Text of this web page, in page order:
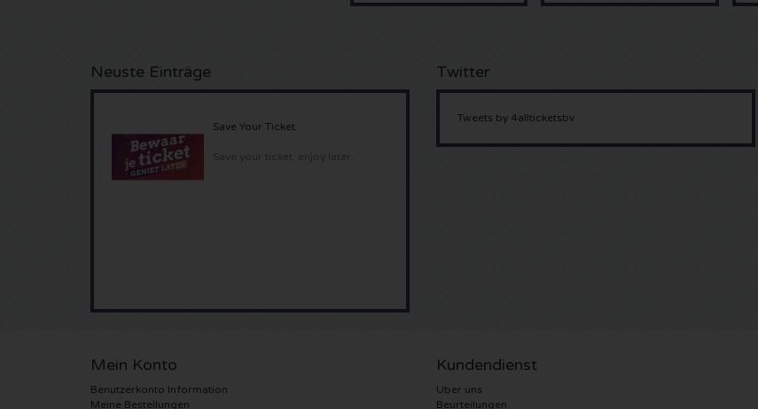
Neuste Einträge
Save Your Ticket
Twitter
Tweets by 4allticketsbv
Mein Konto
Benutzerkonto Information
Meine Bestellungen
Kundendienst
Uber uns
Beurteilungen